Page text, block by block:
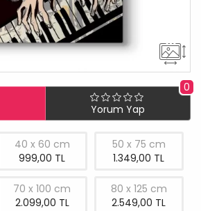
0
Yorum Yap
40 x 60 cm
999,00 TL
50 x 75 cm
1.349,00 TL
70 x 100 cm
2.099,00 TL
80 x 125 cm
2.549,00 TL